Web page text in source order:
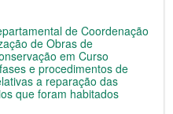
de Coordenação
de Obras de
em Curso
e procedimentos de
a reparação das
que foram habitados